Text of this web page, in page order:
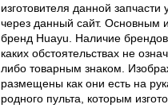
изготовителя данной
через данный сайт. Основным
бренд Huayu. Наличие
каких обстоятельствах не
либо товарным знаком.
размещены как они есть на
родного пульта, которым